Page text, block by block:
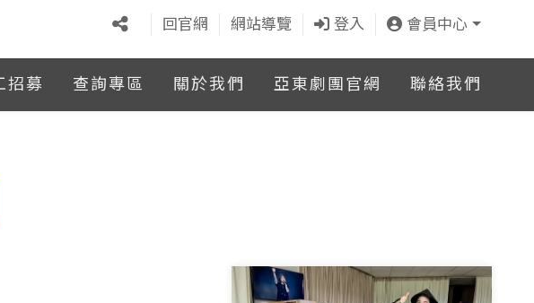
回官網 網站導覽 登入 會員中心
招募 查詢專區 關於我們 亞東劇團官網 聯絡我們